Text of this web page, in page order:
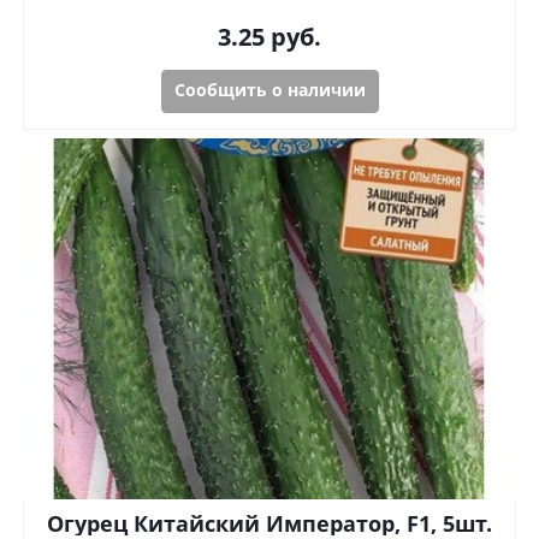
3.25 руб.
Сообщить о наличии
Огурец Китайский Император, F1, 5шт.